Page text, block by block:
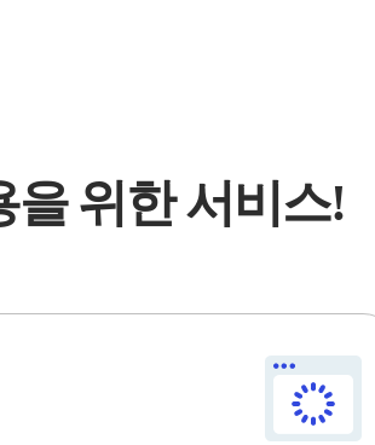
을 위한 서비스!